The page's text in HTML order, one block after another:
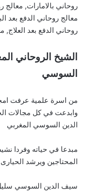
روحاني بالامارات,
معالج روحاني الدفع بعد
روحاني الدفع بعد
الشيخ الروحاني
السوسي
من اسرة علمية عرفت
وابدعت في كل مجالات
الدين السوسي المغربي
مبدعا في حياته وفردا
المحتاجين ويرشد
سيف الدين السوسي سليل